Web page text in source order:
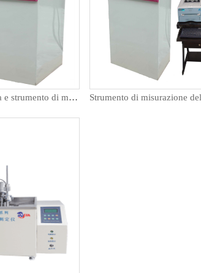
Deformazione termica e strumento di misurazione del punto di ammorbidimento VICA